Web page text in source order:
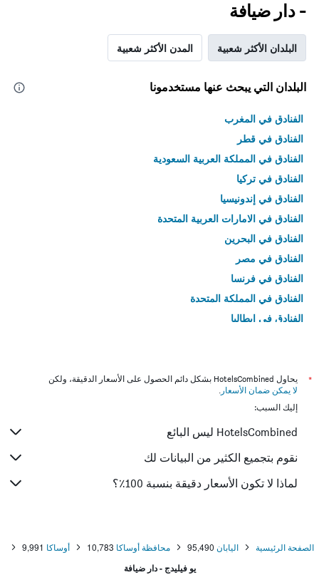
- دار ضيافة
البلدان الأكثر شعبية المدن الأكثر شعبية
البلدان التي يبحث عنها مستخدمونا
الفنادق في المغرب
الفنادق في قطر
الفنادق في المملكة العربية السعودية
الفنادق في تركيا
الفنادق في إندونيسيا
الفنادق في الامارات العربية المتحدة
الفنادق في البحرين
الفنادق في مصر
الفنادق في فرنسا
الفنادق في المملكة المتحدة
الفنادق في إيطاليا
*
يحاول HotelsCombined بشكل دائم الحصول على الأسعار الدقيقة، ولكن
لا يمكن ضمان الأسعار .
إليك السبب:
HotelsCombined ليس البائع
نقوم بتجميع الكثير من البيانات لك
لماذا لا تكون الأسعار دقيقة بنسبة 100٪؟
الصفحة الرئيسية اليابان 95,490 محافظة أوساكا 10,783 أوساكا 9,991
يو فيليدج - دار ضيافة